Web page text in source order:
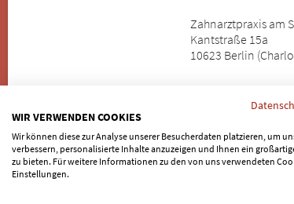
Zahnarztpraxis am
Kantstraße 15a
10623 Berlin
030 - 313 32 37
www.zahnarzt-
4 Spezialisten für Bio-Zahnimplantate in Berlin
WIR VERWENDEN COOKIES
Wir können diese zur Analyse unserer Besucherdaten platzieren, um
verbessern, personalisierte Inhalte anzuzeigen und Ihnen ein
zu bieten. Für weitere Informationen zu den von uns verwendeten
Einstellungen.